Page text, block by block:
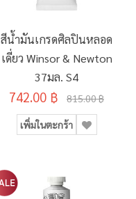
สีน้ำมันเกรดศิลปินหลอด
เดี่ยว Winsor & Newton
37มล. S4
742.00 ฿ 815.00 ฿
เพิ่มในตะกร้า